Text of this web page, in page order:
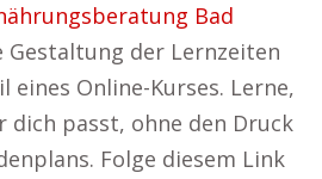
Bad
Gestaltung der Lernzeiten
Online-Kurses. Lerne,
dich passt, ohne den Druck
Folge diesem Link